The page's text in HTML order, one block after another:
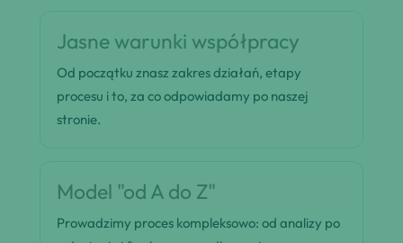
Jasne warunki współpracy
Od początku znasz zakres działań, etapy
procesu i to, za co odpowiadamy po naszej
stronie.
Model "od A do Z"
Prowadzimy proces kompleksowo: od analizy po